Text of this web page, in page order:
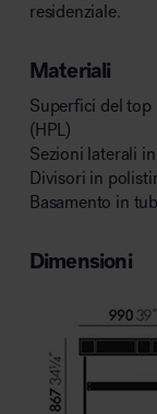
residenziale.
Materiali
Superfici del top
(HPL)
Sezioni laterali
Divisori in
Basamento in
Dimensioni